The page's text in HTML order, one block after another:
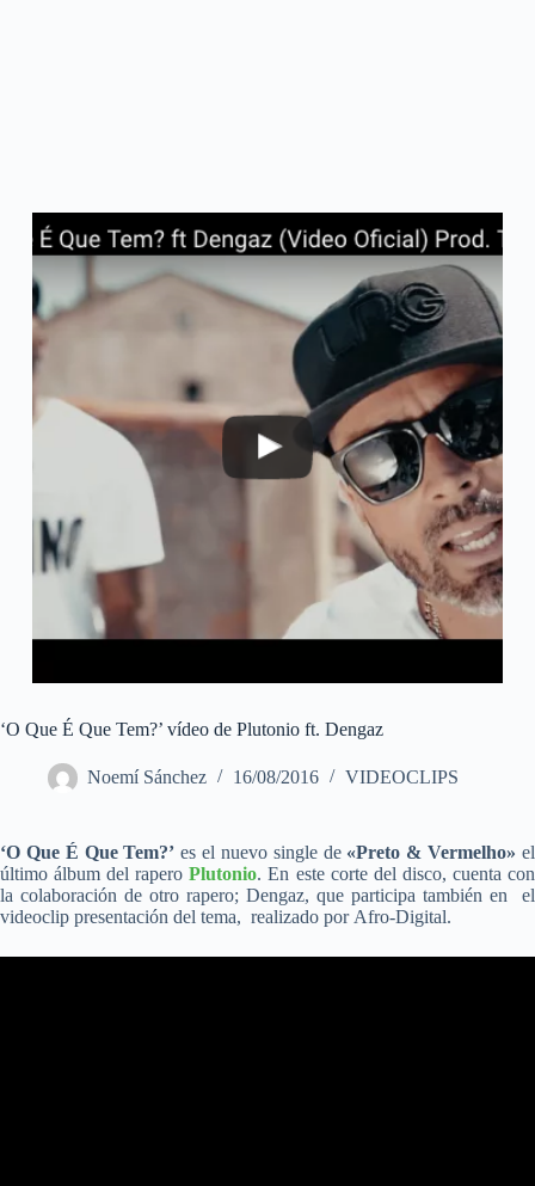
‘O Que É Que Tem?’ vídeo de Plutonio ft. Dengaz
Noemí Sánchez 16/08/2016 VIDEOCLIPS
‘O Que É Que Tem?’ es el nuevo single de «Preto & Vermelho» el
último álbum del raperoPlutonio. En este corte del disco, cuenta con
la colaboración de otro rapero; Dengaz, que participa también en el
videoclip presentación del tema, realizado por Afro-Digital.